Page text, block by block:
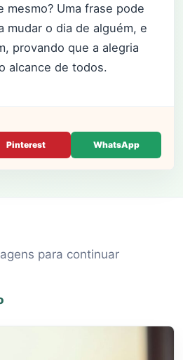
mesmo? Uma frase pode
mudar o dia de alguém, e
provando que a alegria
alcance de todos.
Pinterest WhatsApp
para continuar